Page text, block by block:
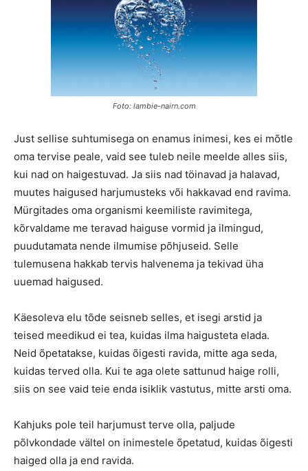
Foto: lambie-nairn.com
Just sellise suhtumisega on enamus inimesi, kes ei mõtle
oma tervise peale, vaid see tuleb neile meelde alles siis,
kui nad on haigestuvad. Ja siis nad töinavad ja halavad,
muutes haigused harjumusteks või hakkavad end ravima.
Mürgitades oma organismi keemiliste ravimitega,
kõrvaldame me teravad haiguse vormid ja ilmingud,
puudutamata nende ilmumise põhjuseid. Selle
tulemusena hakkab tervis halvenema ja tekivad üha
uuemad haigused.
Käesoleva elu tõde seisneb selles, et isegi arstid ja
teised meedikud ei tea, kuidas ilma haigusteta elada.
Neid õpetatakse, kuidas õigesti ravida, mitte aga seda,
kuidas terved olla. Kui te aga olete sattunud haige rolli,
siis on see vaid teie enda isiklik vastutus, mitte arsti oma.
Kahjuks pole teil harjumust terve olla, paljude
põlvkondade vältel on inimestele õpetatud, kuidas õigesti
haiged olla ja end ravida.